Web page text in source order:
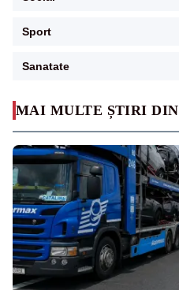
MAI MULTE ȘTIRI DIN
Sport
Sanatate